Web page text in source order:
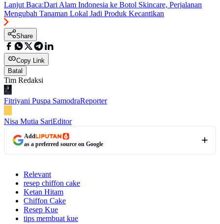
Lanjut Baca:Dari Alam Indonesia ke Botol Skincare, Perjalanan
Mengubah Tanaman Lokal Jadi Produk Kecantikan
Share
Copy Link
Batal
Tim Redaksi
Fitriyani Puspa SamodraReporter
Nisa Mutia SariEditor
Add
as a preferred source on Google
Relevant
resep chiffon cake
Ketan Hitam
Chiffon Cake
Resep Kue
tips membuat kue